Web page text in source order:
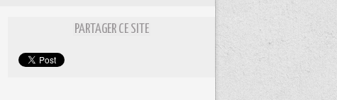
PARTAGER CE SITE